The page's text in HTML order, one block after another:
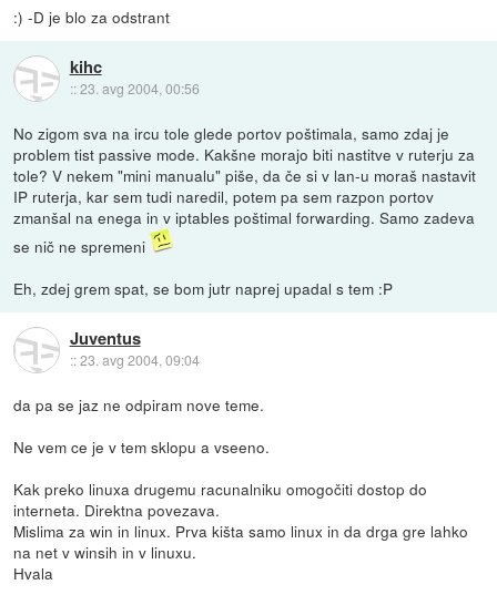
:) -D je blo za odstrant
kihc
::23. avg 2004, 00:56
No zigom sva na ircu tole glede portov poštimala, samo zdaj je
problem tist passive mode. Kakšne morajo biti nastitve v ruterju za
tole? V nekem "mini manualu" piše, da če si v lan-u moraš nastavit
IP ruterja, kar sem tudi naredil, potem pa sem razpon portov
zmanšal na enega in v iptables poštimal forwarding. Samo zadeva
se nič ne spremeni
Eh, zdej grem spat, se bom jutr naprej upadal s tem :P
Juventus
::23. avg 2004, 09:04
da pa se jaz ne odpiram nove teme.
Ne vem ce je v tem sklopu a vseeno.
Kak preko linuxa drugemu racunalniku omogočiti dostop do
interneta. Direktna povezava.
Mislima za win in linux. Prva kišta samo linux in da drga gre lahko
na net v winsih in v linuxu.
Hvala